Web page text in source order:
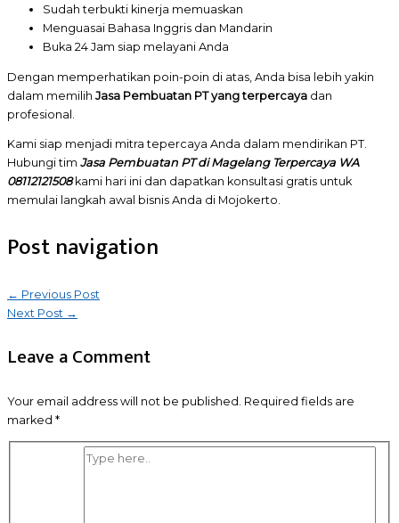
Sudah terbukti kinerja memuaskan
Menguasai Bahasa Inggris dan Mandarin
Buka 24 Jam siap melayani Anda
Dengan memperhatikan poin-poin di atas, Anda bisa lebih yakin
dalam memilih Jasa Pembuatan PT yang terpercaya dan
profesional.
Kami siap menjadi mitra tepercaya Anda dalam mendirikan PT.
Hubungi tim Jasa Pembuatan PT di Magelang Terpercaya WA
08112121508kami hari ini dan dapatkan konsultasi gratis untuk
memulai langkah awal bisnis Anda di Mojokerto.
Post navigation
← Previous Post
Next Post →
Leave a Comment
Your email address will not be published. Required fields are
marked *